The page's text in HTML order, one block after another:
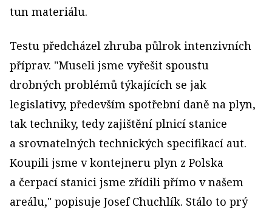
tun materiálu.
Testu předcházel zhruba půlrok intenzivních
příprav. "Museli jsme vyřešit spoustu
drobných problémů týkajících se jak
legislativy, především spotřební daně na plyn,
tak techniky, tedy zajištění plnicí stanice
a srovnatelných technických specifikací aut.
Koupili jsme v kontejneru plyn z Polska
a čerpací stanici jsme zřídili přímo v našem
areálu," popisuje Josef Chuchlík. Stálo to prý